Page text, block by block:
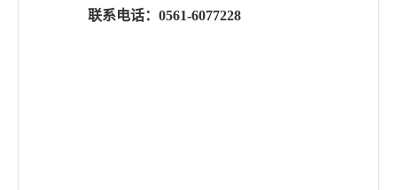
联系电话： 0561-6077228